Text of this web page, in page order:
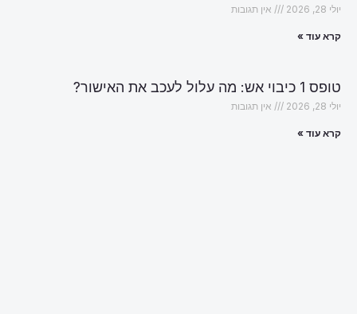
יולי 28, 2026 אין תגובות
קרא עוד »
טופס 1 כיבוי אש: מה עלול לעכב את האישור?
יולי 28, 2026 אין תגובות
קרא עוד »